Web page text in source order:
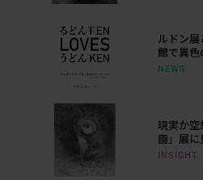
ルドン展
館で異色
施中
NEWS
現実か空
園」展
ながり
INSIGHT